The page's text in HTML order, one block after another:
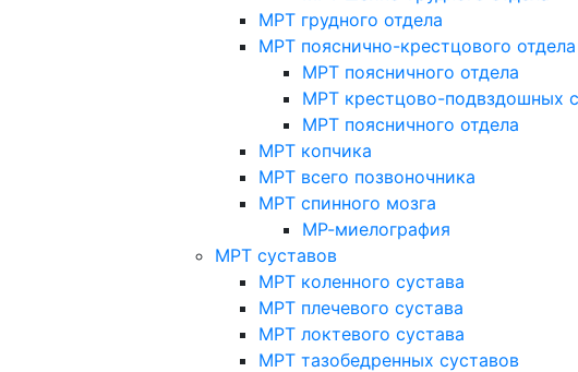
МРТ грудного отдела
МРТ пояснично-крестцового отдела
МРТ поясничного отдела
МРТ крестцово-подвздошных
МРТ поясничного отдела
МРТ копчика
МРТ всего позвоночника
МРТ спинного мозга
МР-миелография
МРТ суставов
МРТ коленного сустава
МРТ плечевого сустава
МРТ локтевого сустава
МРТ тазобедренных суставов